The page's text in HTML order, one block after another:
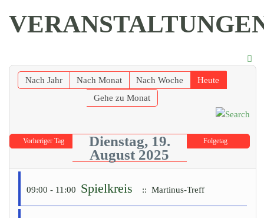
Nach Jahr Nach Monat Nach Woche
Heute
Gehe zu Monat
Vorheriger Tag
Dienstag, 19.
August 2025
Folgetag
09:00 - 11:00 Spielkreis :: Martinus-Treff